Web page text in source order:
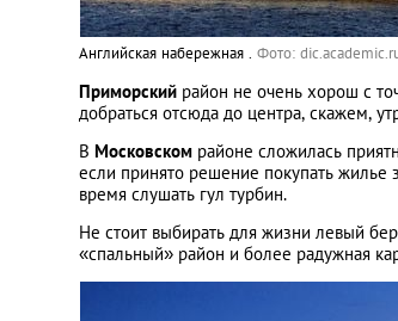
Английская набережная . Фото:
Приморский район не очень хорош с
добраться отсюда до центра, скажем,
В Московском районе сложилась
если принято решение покупать жилье
время слушать гул турбин.
Не стоит выбирать для жизни левый
«спальный» район и более радужная